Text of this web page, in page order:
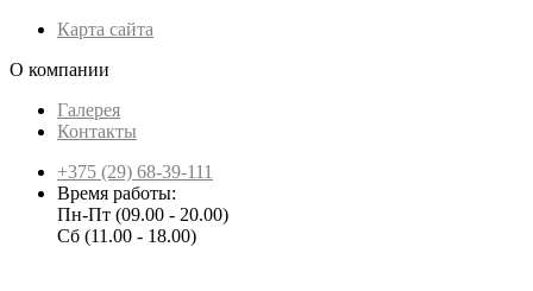
Карта сайта
О компании
Галерея
Контакты
+375 (29) 68-39-111
Время работы:
Пн-Пт (09.00 - 20.00)
Сб (11.00 - 18.00)